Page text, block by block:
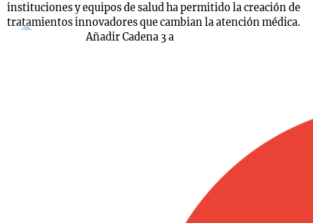
instituciones y equipos de salud ha permitido la creación de
tratamientos innovadores que cambian la atención médica.
Añadir Cadena 3 a